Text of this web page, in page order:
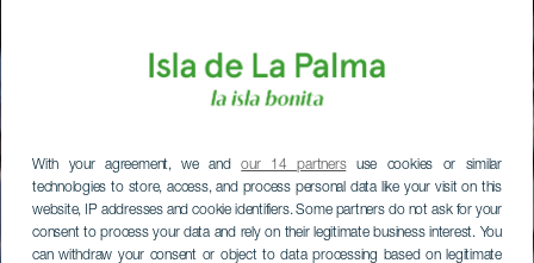
With your agreement, we andour 14 partnersuse cookies or similar
technologies to store, access, and process personal data like your visit on this
website, IP addresses and cookie identifiers. Some partners do not ask for your
consent to process your data and rely on their legitimate business interest. You
can withdraw your consent or object to data processing based on legitimate